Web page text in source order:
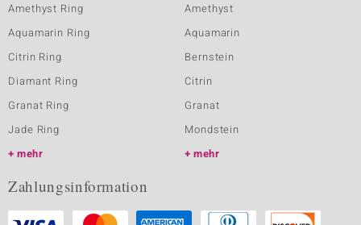
Amethyst Ring
Aquamarin Ring
Citrin Ring
Diamant Ring
Granat Ring
Jade Ring
mehr
Amethyst
Aquamarin
Bernstein
Citrin
Granat
Mondstein
mehr
Zahlungsinformation